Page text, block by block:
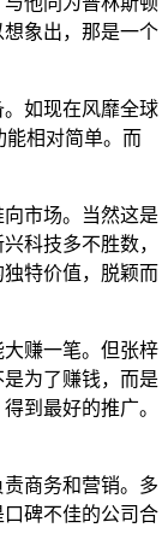
象出，那是一个
如现在风靡全球
能相对简单。而
市场。当然这是
科技多不胜数，
特价值，脱颖而
赚一笔。但张梓
为了赚钱，而是
到最好的推广。
商务和营销。多
碑不佳的公司合